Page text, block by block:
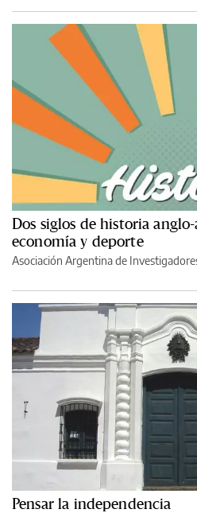
Dos siglos de historia
economía y deporte
Asociación Argentina de
Pensar la independencia